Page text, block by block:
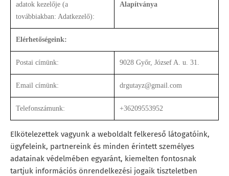
adatok kezelője (a
továbbiakban: Adatkezelő):
Alapítványa
Elérhetőségeink:
Postai címünk: 9028 Győr, József A. u. 31.
Email címünk: drgutayz@gmail.com
Telefonszámunk: +36209553952
Elkötelezettek vagyunk a weboldalt felkereső látogatóink,
ügyfeleink, partnereink és minden érintett személyes
adatainak védelmében egyaránt, kiemelten fontosnak
tartjuk információs önrendelkezési jogaik tiszteletben